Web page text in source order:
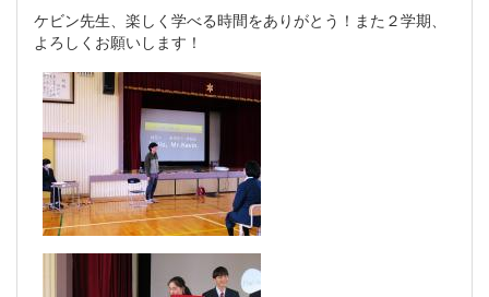
ケビン先生、楽しく学べる時間をありがとう！また２学期、
よろしくお願いします！